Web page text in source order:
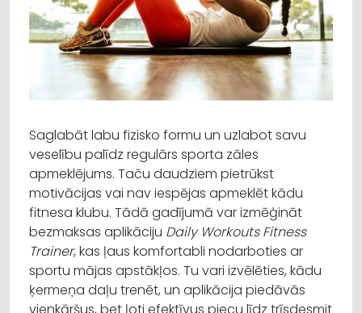
Saglabāt labu fizisko formu un uzlabot savu
veselību palīdz regulārs sporta zāles
apmeklējums. Taču daudziem pietrūkst
motivācijas vai nav iespējas apmeklēt kādu
fitnesa klubu. Tādā gadījumā var izmēģināt
bezmaksas aplikāciju Daily Workouts Fitness
Trainer, kas ļaus komfortabli nodarboties ar
sportu mājas apstākļos. Tu vari izvēlēties, kādu
ķermeņa daļu trenēt, un aplikācija piedāvās